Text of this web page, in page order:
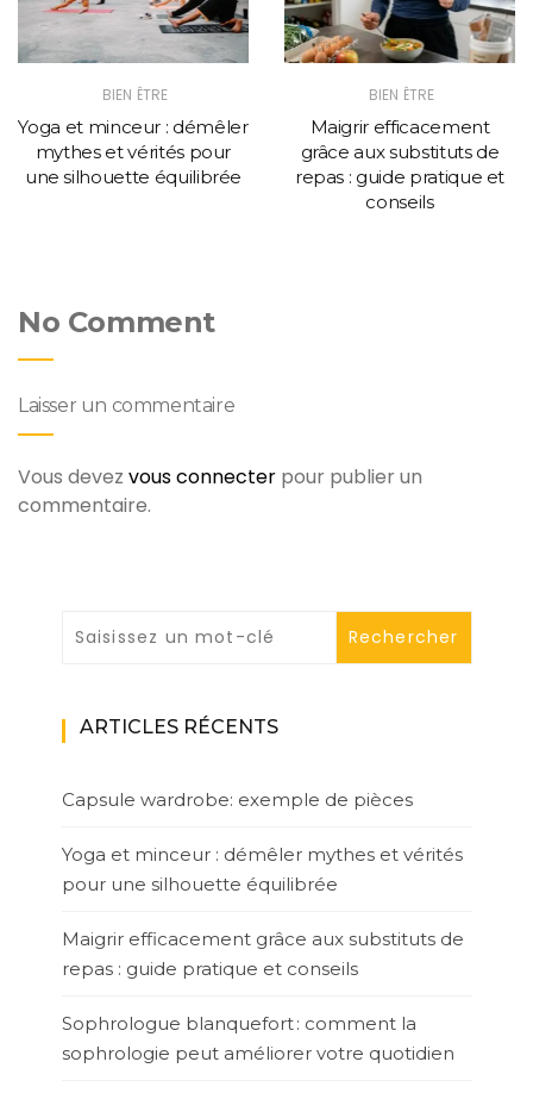
BIEN ÊTRE
Yoga et minceur : démêler
mythes et vérités pour
une silhouette équilibrée
BIEN ÊTRE
Maigrir efficacement
grâce aux substituts de
repas : guide pratique et
conseils
No Comment
Laisser un commentaire
Vous devez vous connecter pour publier un
commentaire.
ARTICLES RÉCENTS
Capsule wardrobe: exemple de pièces
Yoga et minceur : démêler mythes et vérités
pour une silhouette équilibrée
Maigrir efficacement grâce aux substituts de
repas : guide pratique et conseils
Sophrologue blanquefort : comment la
sophrologie peut améliorer votre quotidien